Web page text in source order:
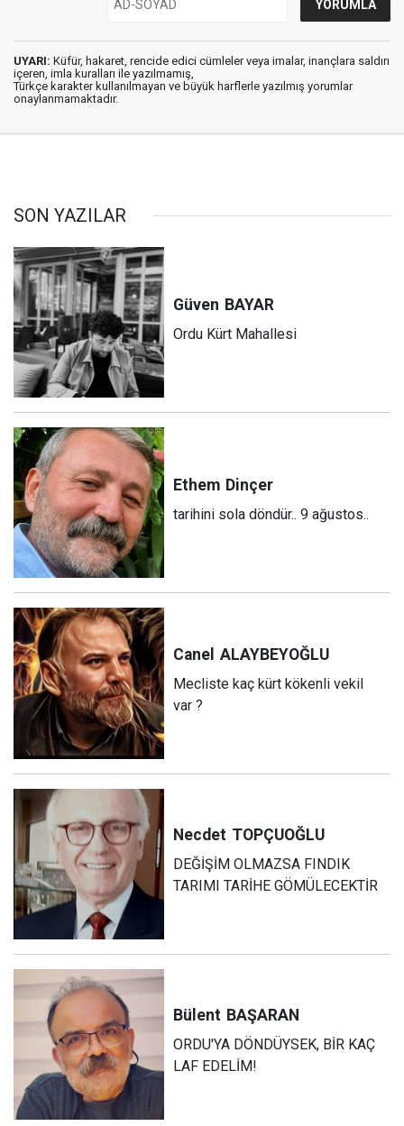
UYARI: Küfür, hakaret, rencide edici cümleler veya imalar, inançlara saldırı
içeren, imla kuralları ile yazılmamış,
Türkçe karakter kullanılmayan ve büyük harflerle yazılmış yorumlar
onaylanmamaktadır.
SON YAZILAR
Güven BAYAR
Ordu Kürt Mahallesi
Ethem Dinçer
tarihini sola döndür.. 9 ağustos..
Canel ALAYBEYOĞLU
Mecliste kaç kürt kökenli vekil
var ?
Necdet TOPÇUOĞLU
DEĞİŞİM OLMAZSA FINDIK
TARIMI TARİHE GÖMÜLECEKTİR
Bülent BAŞARAN
ORDU'YA DÖNDÜYSEK, BİR KAÇ
LAF EDELİM!